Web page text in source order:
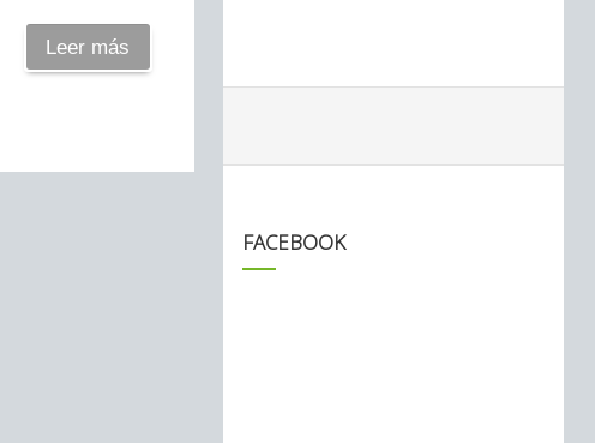
Leer más
FACEBOOK